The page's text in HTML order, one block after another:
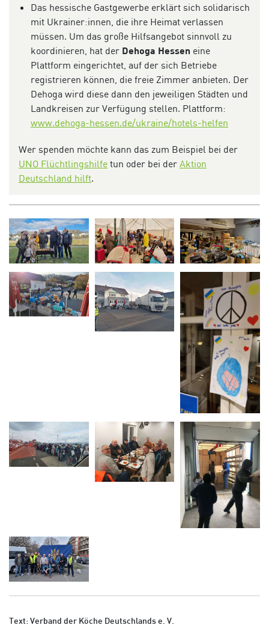
Das hessische Gastgewerbe erklärt sich solidarisch
mit Ukrainer:innen, die ihre Heimat verlassen
müssen. Um das große Hilfsangebot sinnvoll zu
koordinieren, hat der Dehoga Hessen eine
Plattform eingerichtet, auf der sich Betriebe
registrieren können, die freie Zimmer anbieten. Der
Dehoga wird diese dann den jeweiligen Städten und
Landkreisen zur Verfügung stellen. Plattform:
www.dehoga-hessen.de/ukraine/hotels-helfen
Wer spenden möchte kann das zum Beispiel bei der
UNO Flüchtlingshilfe tun oder bei der Aktion
Deutschland hilft.
Text: Verband der Köche Deutschlands e. V.